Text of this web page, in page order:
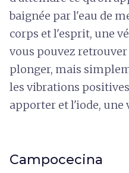
baignée par l'eau de
corps et l'esprit, une
vous pouvez
plonger, mais
les vibrations
apporter et l'iode, une
Campocecina